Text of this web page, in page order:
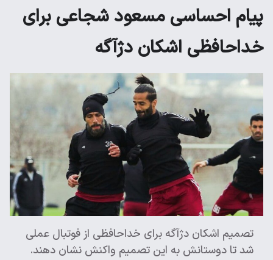
پیام احساسی مسعود شجاعی برای
خداحافظی اشکان دژآگه
تصمیم اشکان دژآگه برای خداحافظی از فوتبال عملی
شد تا دوستانش به این تصمیم واکنش نشان دهند.